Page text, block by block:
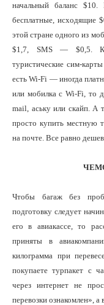
начальный баланс
бесплатные, исходящие
этой стране одного из
$1,7, SMS — $0,5.
туристические сим-
есть Wi-Fi — иногда
или мобилка с Wi-Fi, то
mail, аську или скайп. А
просто купить местную
на почте. Все равно
Чтобы багаж без
подготовку следует
его в авиакассе, то
приняты в
килограмма при
покупаете турпакет с
через интернет не
перевозки ознакомлен»,